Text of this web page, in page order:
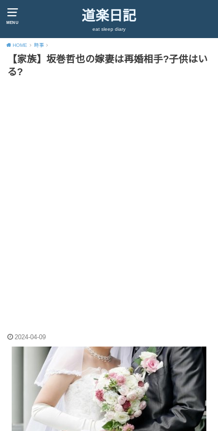
MENU 道楽日記
eat sleep diary
HOME 時事
【家族】坂巻哲也の嫁妻は再婚相手?子供はい
る?
2024-04-09